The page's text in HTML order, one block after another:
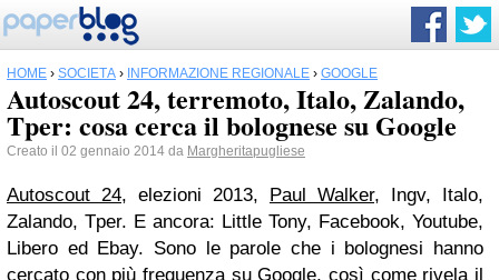
HOME › SOCIETÀ › INFORMAZIONE REGIONALE › GOOGLE
Autoscout 24, terremoto, Italo, Zalando,
Tper: cosa cerca il bolognese su Google
Creato il 02 gennaio 2014 da Margheritapugliese
Autoscout 24, elezioni 2013, Paul Walker, Ingv, Italo,
Zalando, Tper. E ancora: Little Tony, Facebook, Youtube,
Libero ed Ebay. Sono le parole che i bolognesi hanno
cercato con più frequenza su Google, così come rivela il